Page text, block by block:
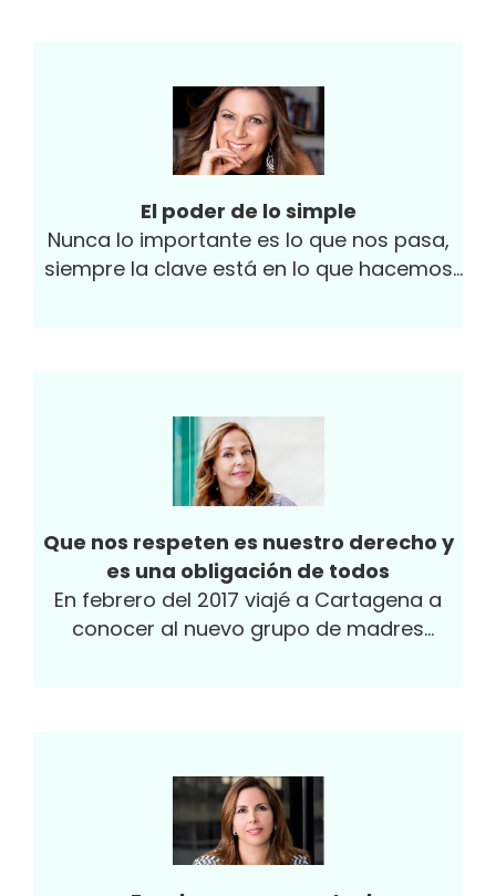
El poder de lo simple
Nunca lo importante es lo que nos pasa,
siempre la clave está en lo que hacemos
Que nos respeten es nuestro derecho y
es una obligación de todos
En febrero del 2017 viajé a Cartagena a
conocer al nuevo grupo de madres